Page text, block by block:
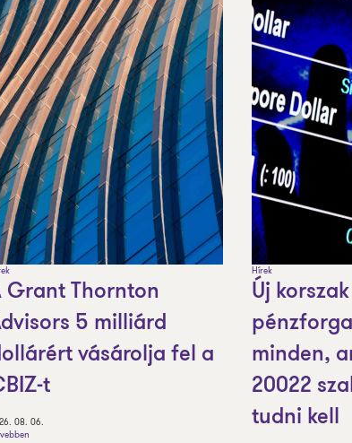
Grant Thornton
5 milliárd
vásárolja fel a
t
08. 06.
Hírek
Új
minden,
20022
tudni kell